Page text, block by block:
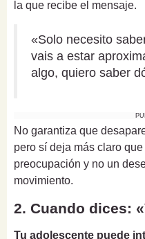
la que recibe el mensaje.
«Solo necesito
vais a estar
algo, quiero saber
No garantiza que
pero sí deja más claro
preocupación y no un
movimiento.
2. Cuando dices:
Tu adolescente puede